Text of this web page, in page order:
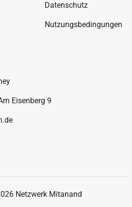
Datenschutz
Nutzungsbedingungen
Eisenberg 9
Netzwerk Mitanand